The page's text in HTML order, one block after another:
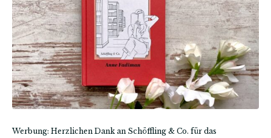
Werbung: Herzlichen Dank an Schöffling & Co. für das